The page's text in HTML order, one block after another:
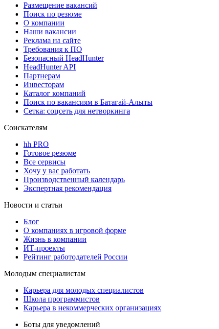
Размещение вакансий
Поиск по резюме
О компании
Наши вакансии
Реклама на сайте
Требования к ПО
Безопасный HeadHunter
HeadHunter API
Партнерам
Инвесторам
Каталог компаний
Поиск по вакансиям в Батагай-Алыты
Сетка: соцсеть для нетворкинга
Соискателям
hh PRO
Готовое резюме
Все сервисы
Хочу у вас работать
Производственный календарь
Экспертная рекомендация
Новости и статьи
Блог
О компаниях в игровой форме
Жизнь в компании
ИТ-проекты
Рейтинг работодателей России
Молодым специалистам
Карьера для молодых специалистов
Школа программистов
Карьера в некоммерческих организациях
Боты для уведомлений